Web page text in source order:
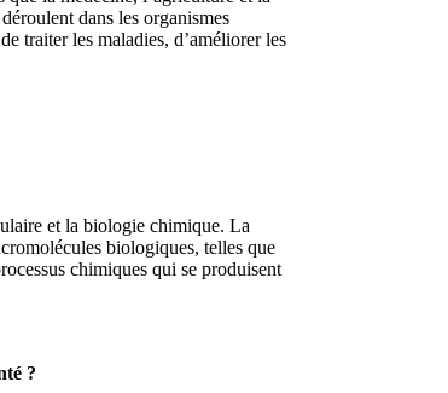
dans les organismes
traiter les maladies, d’améliorer les
et la biologie chimique. La
biologiques, telles que
chimiques qui se produisent
?